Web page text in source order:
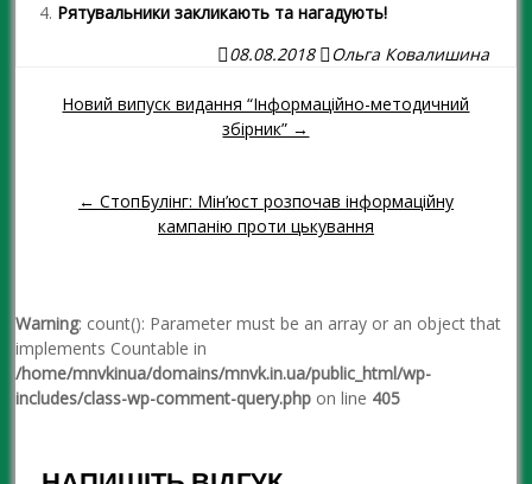
Рятувальники закликають та нагадують!
08.08.2018
Ольга Ковалишина
Навігація повідомленням
Новий випуск видання “Інформаційно-методичний
збірник” →
← СтопБулінг: Мін’юст розпочав інформаційну
кампанію проти цькування
Warning: count(): Parameter must be an array or an object that
implements Countable in
/home/mnvkinua/domains/mnvk.in.ua/public_html/wp-
includes/class-wp-comment-query.php on line 405